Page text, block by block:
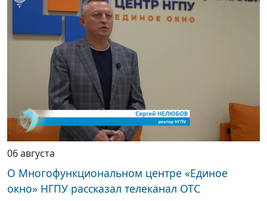
06 августа
О Многофункциональном центре «Единое
окно» НГПУ рассказал телеканал ОТС